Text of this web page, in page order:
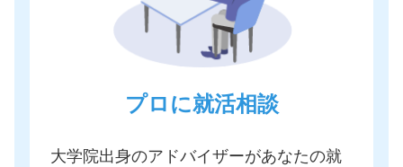
プロに就活相談
大学院出身のアドバイザーがあなたの就